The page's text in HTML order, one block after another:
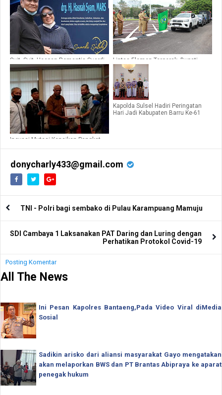
Suit..Suit, Ucapan Romantis Suardi
Saleh di Hari Ulang Tahun Istrinya
ke 61
Lintas Elemen Tergerak, Bupati
Barru Kembali Lepas Bantuan untuk
Banjir Masamba
Inovasi Mutasi Kenaikan Pangkat,
Kapolda Sulsel Hadiri Peringatan
Hari Jadi Kabupaten Barru Ke-61
donycharly433@gmail.com
TNI - Polri bagi sembako di Pulau Karampuang Mamuju
SDI Cambaya 1 Laksanakan PAT Daring dan Luring dengan
Perhatikan Protokol Covid-19
Posting Komentar
All The News
Ini Pesan Kapolres Bantaeng,Pada Video Viral diMedia
Sosial
Sadikin arisko dari aliansi masyarakat Gayo mengatakan
akan melaporkan BWS dan PT Brantas Abipraya ke aparat
penegak hukum